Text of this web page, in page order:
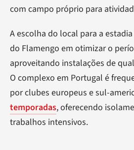
com campo próprio para
A escolha do local para a
do Flamengo em otimizar o
aproveitando instalações de
O complexo em Portugal é
por clubes europeus e sul-
temporadas, oferecendo
trabalhos intensivos.